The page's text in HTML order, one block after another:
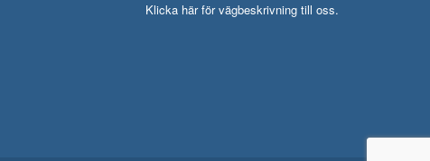
Klicka här för vägbeskrivning till oss.